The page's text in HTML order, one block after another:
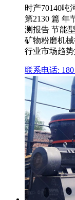
时产70140吨
第2130 篇 年
测报告 节能
矿物粉磨机
行业市场趋
联系电话: 180